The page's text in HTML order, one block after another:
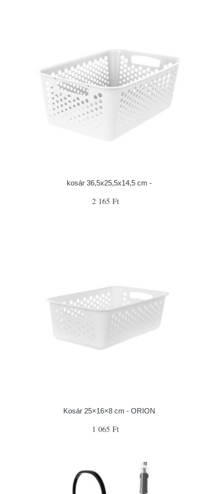
kosár 36,5x25,5x14,5 cm -
2 165 Ft
Kosár 25×16×8 cm - ORION
1 065 Ft